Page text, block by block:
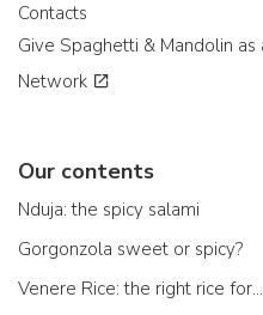
Contacts
Give Spaghetti & Mandolin as
Network
Our contents
Nduja: the spicy salami
Gorgonzola sweet or spicy?
Venere Rice: the right rice for...